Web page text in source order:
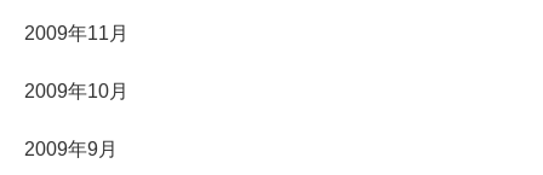
2009年11月
2009年10月
2009年9月